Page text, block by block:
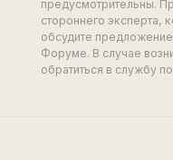
предусмотрительны.
стороннего эксперта,
обсудите
Форуме. В случае
обратиться в службу